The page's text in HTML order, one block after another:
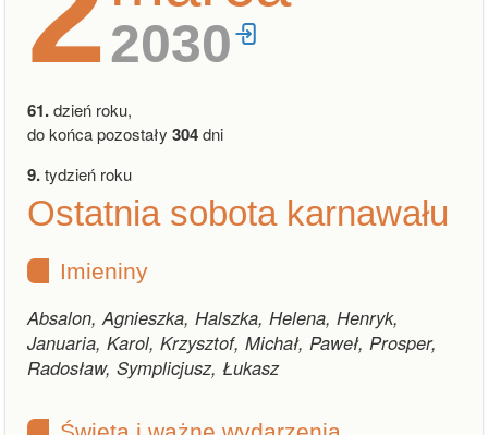
2030
61.dzień roku,
do końca pozostały 304dni
9.tydzień roku
Ostatnia sobota karnawału
Imieniny
Absalon, Agnieszka, Halszka, Helena, Henryk,
Januaria, Karol, Krzysztof, Michał, Paweł, Prosper,
Radosław, Symplicjusz, Łukasz